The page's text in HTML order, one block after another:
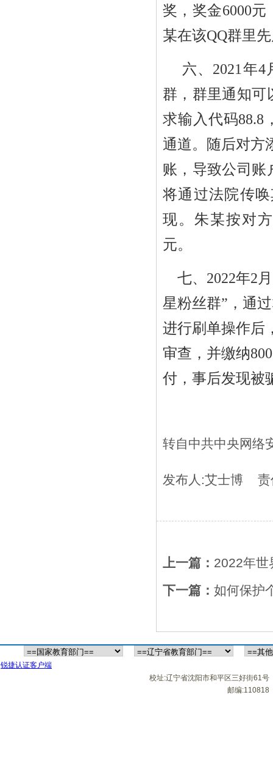
奖，奖金6000元
某在该QQ群里
六、 2021 年4
群，群里通知可
求输入代码88.8
通道。随后对方
账，导致公司账
将通过法院传
现。朱某按对
元。
七、 2022年2
星粉丝群”，通
进行刷单操作后
审查，并缴纳
付，事后发现被
转自中共中央网络
发布人:艾士博 责
上一篇： 2022年世
下一篇： 如何保护
锐捷认证客户端
校址:辽宁省沈阳市和平区三好街61号
邮编:110818